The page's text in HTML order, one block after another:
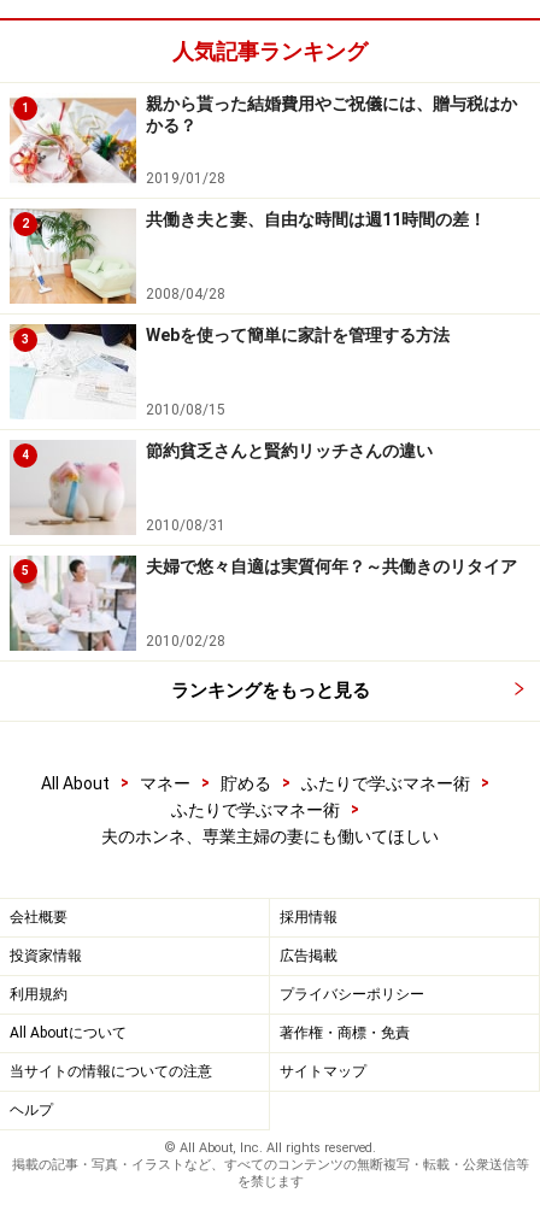
人気記事ランキング
1
親から貰った結婚費用やご祝儀には、贈与税はか
かる？
2019/01/28
2 共働き夫と妻、自由な時間は週11時間の差！
2008/04/28
3 Webを使って簡単に家計を管理する方法
2010/08/15
4 節約貧乏さんと賢約リッチさんの違い
2010/08/31
5 夫婦で悠々自適は実質何年？～共働きのリタイア
2010/02/28
ランキングをもっと見る
All About > マネー > 貯める > ふたりで学ぶマネー術
>
ふたりで学ぶマネー術
>
夫のホンネ、専業主婦の妻にも働いてほしい
会社概要 採用情報
投資家情報 広告掲載
利用規約 プライバシーポリシー
All Aboutについて 著作権・商標・免責
当サイトの情報についての注意 サイトマップ
ヘルプ
© All About, Inc. All rights reserved.
掲載の記事・写真・イラストなど、すべてのコンテンツの無断複写・転載・公衆送信等
を禁じます